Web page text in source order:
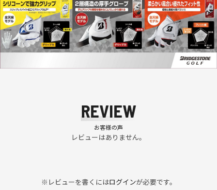
REVIEW
お客様の声
レビューはありません。
※レビューを書くにはログインが必要です。